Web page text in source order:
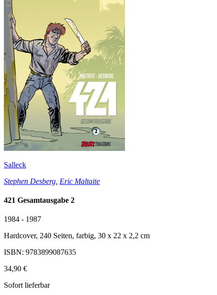
Salleck
Stephen Desberg Eric Maltaite
421 Gesamtausgabe 2
1984 - 1987
Hardcover, 240 Seiten, farbig, 30 x 22 x 2,2 cm
ISBN: 9783899087635
34,90 €
Sofort lieferbar